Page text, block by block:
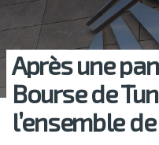
Après une
Bourse de
l’ensemble